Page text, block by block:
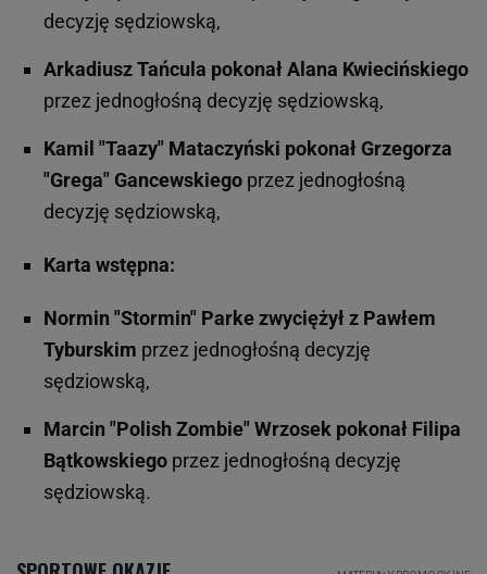
decyzję sędziowską,
Arkadiusz Tańcula pokonał Alana Kwiecińskiego
przez jednogłośną decyzję sędziowską,
Kamil "Taazy" Mataczyński pokonał Grzegorza
"Grega" Gancewskiego przez jednogłośną
decyzję sędziowską,
Karta wstępna:
Normin "Stormin" Parke zwyciężył z Pawłem
Tyburskim przez jednogłośną decyzję
sędziowską,
Marcin "Polish Zombie" Wrzosek pokonał Filipa
Bątkowskiego przez jednogłośną decyzję
sędziowską.